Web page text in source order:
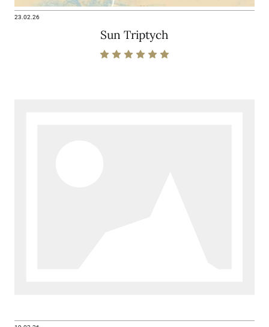
23.02.26
Sun Triptych